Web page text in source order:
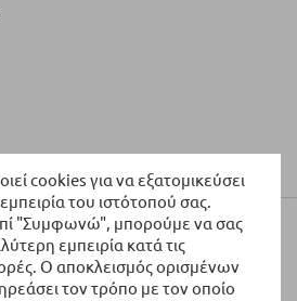
cookies για να εξατομικεύσει
του ιστότοπού σας.
"Συμφωνώ", μπορούμε να σας
εμπειρία κατά τις
Ο αποκλεισμός ορισμένων
τον τρόπο με τον οποίο